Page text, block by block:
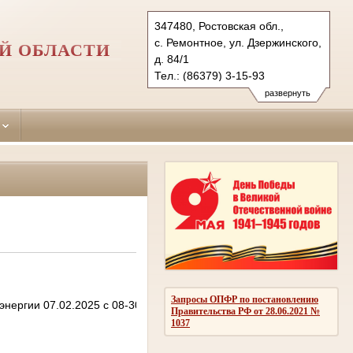
развернуть
347480, Ростовская обл.,
с. Ремонтное, ул. Дзержинского,
д. 84/1
Тел.: (86379) 3-15-93
(86379) 3-17-44 (ф.)
remontnensky.ros@sudrf.ru
ОБЛАСТИ
Запросы ОПФР по постановлению
Правительства РФ от 28.06.2021 №
1037
07.02.2025 с 08-30 до 12-00.